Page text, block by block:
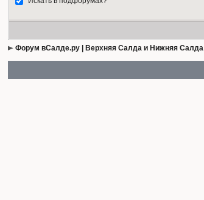
Форум вСалде.ру | Верхняя Салда и Нижняя Салда